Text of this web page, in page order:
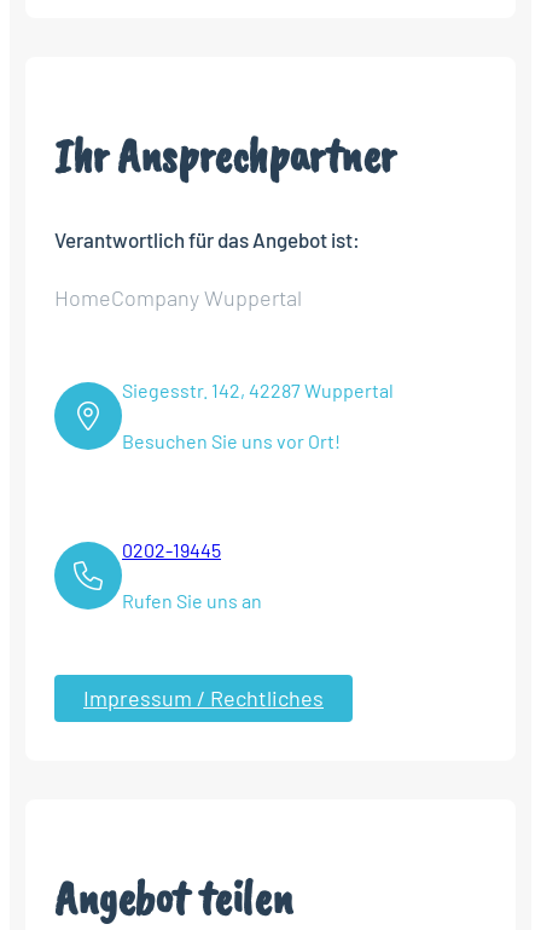
Ihr Ansprechpartner
Verantwortlich für das Angebot ist:
HomeCompany Wuppertal
Siegesstr. 142, 42287 Wuppertal
Besuchen Sie uns vor Ort!
0202-19445
Rufen Sie uns an
Impressum / Rechtliches
Angebot teilen